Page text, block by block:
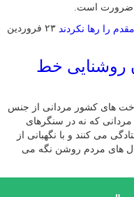
ضرورت است.
۲۳ فروردین
روشنایی خط
های کشور مردانی از جنس
مردانی که نه در سنگرهای
می کنند و با نگهبانی از
دل های مردم روشن نگه می